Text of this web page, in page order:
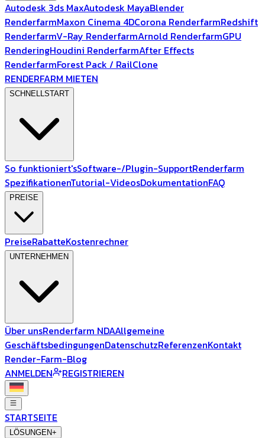
Autodesk 3ds MaxAutodesk MayaBlender
RenderfarmMaxon Cinema 4DCorona RenderfarmRedshift
RenderfarmV-Ray RenderfarmArnold RenderfarmGPU
RenderingHoudini RenderfarmAfter Effects
RenderfarmForest Pack / RailClone
RENDERFARM MIETEN
SCHNELLSTART
So funktioniert'sSoftware-/Plugin-SupportRenderfarm
SpezifikationenTutorial-VideosDokumentationFAQ
PREISE
PreiseRabatteKostenrechner
UNTERNEHMEN
Über unsRenderfarm NDAAllgemeine
GeschäftsbedingungenDatenschutzReferenzenKontakt
Render-Farm-Blog
ANMELDEN
REGISTRIEREN
STARTSEITE
LÖSUNGEN+